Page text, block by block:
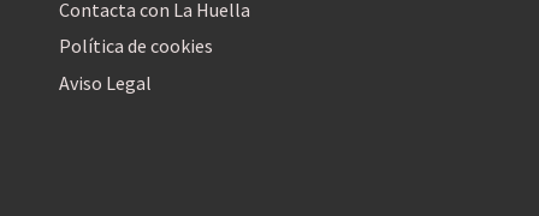
Contacta con La Huella
Política de cookies
Aviso Legal